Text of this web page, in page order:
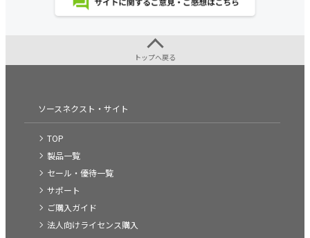
トップへ戻る
ソースネクスト・サイト
TOP
製品一覧
セール・優待一覧
サポート
ご購入ガイド
法人向けライセンス購入